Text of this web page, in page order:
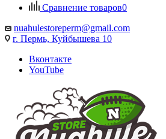
Сравнение товаров0
nuahulestoreperm@gmail.com
г. Пермь, Куйбышева 10
Вконтакте
YouTube